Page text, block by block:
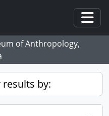
of Anthropology,
by: